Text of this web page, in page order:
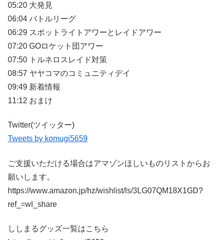
05:20 大発見
06:04 バトルリーグ
06:29 スポットライトアワーとレイドアワー
07:20 GOロケット団アワー
07:50 トルネロスレイド対策
08:57 ヤヤコマのコミュニティデイ
09:49 新着情報
11:12 おまけ
Twitter(ツイッター)
Tweets by komugi5659
ご支援いただける場合はアマゾンほしいものリストからお
願いします。
https://www.amazon.jp/hz/wishlist/ls/3LG07QM18X1GD?
ref_=wl_share
ししまるグッズ一覧はこちら